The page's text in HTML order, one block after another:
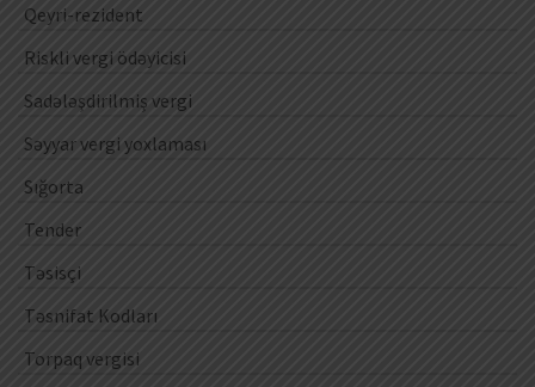
Qeyri-rezident
Riskli vergi ödəyicisi
Sadələşdirilmiş vergi
Səyyar vergi yoxlaması
Sığorta
Tender
Təsisçi
Təsnifat Kodları
Torpaq vergisi